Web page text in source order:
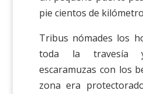
pie cientos de
Tribus nómades los
toda la travesía
escaramuzas con los
zona era